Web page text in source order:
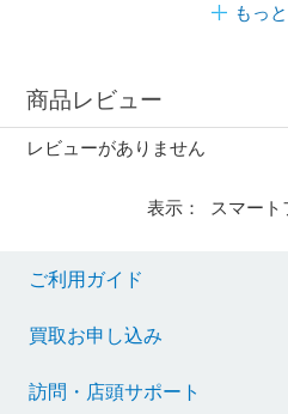
もっ
商品レビュー
レビューがありません
表示： スマート
ご利用ガイド
買取お申し込み
訪問・店頭サポート